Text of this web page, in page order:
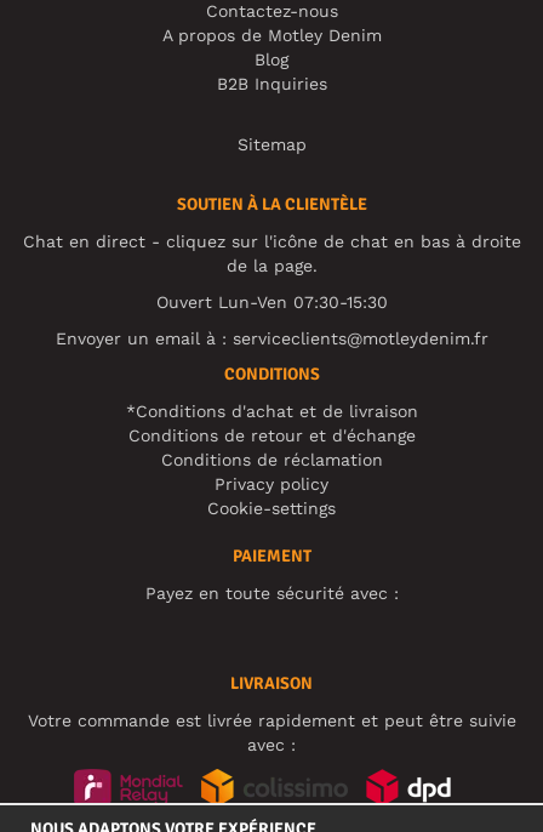
Contactez-nous
A propos de Motley Denim
Blog
B2B Inquiries
Sitemap
SOUTIEN À LA CLIENTÈLE
Chat en direct - cliquez sur l'icône de chat en bas à droite
de la page.
Ouvert Lun-Ven 07:30-15:30
Envoyer un email à : serviceclients@motleydenim.fr
CONDITIONS
*Conditions d'achat et de livraison
Conditions de retour et d'échange
Conditions de réclamation
Privacy policy
Cookie-settings
PAIEMENT
Payez en toute sécurité avec :
LIVRAISON
Votre commande est livrée rapidement et peut être suivie
avec :